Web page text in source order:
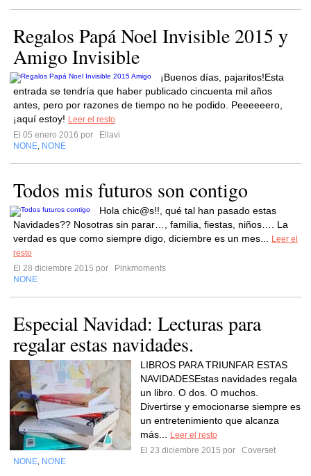
Regalos Papá Noel Invisible 2015 y
Amigo Invisible
¡Buenos días, pajaritos!Esta
entrada se tendría que haber publicado cincuenta mil años
antes, pero por razones de tiempo no he podido. Peeeeeero,
¡aquí estoy! Leer el resto
El 05 enero 2016 por
Ellavi
NONE NONE
Todos mis futuros son contigo
Hola chic@s!!, qué tal han pasado estas
Navidades?? Nosotras sin parar…, familia, fiestas, niños…. La
verdad es que como siempre digo, diciembre es un mes...
Leer el
resto
El 28 diciembre 2015 por
Pinkmoments
NONE
Especial Navidad: Lecturas para
regalar estas navidades.
LIBROS PARA TRIUNFAR ESTAS
NAVIDADESEstas navidades regala
un libro. O dos. O muchos.
Divertirse y emocionarse siempre es
un entretenimiento que alcanza
más...
Leer el resto
El 23 diciembre 2015 por
Coverset
NONE NONE